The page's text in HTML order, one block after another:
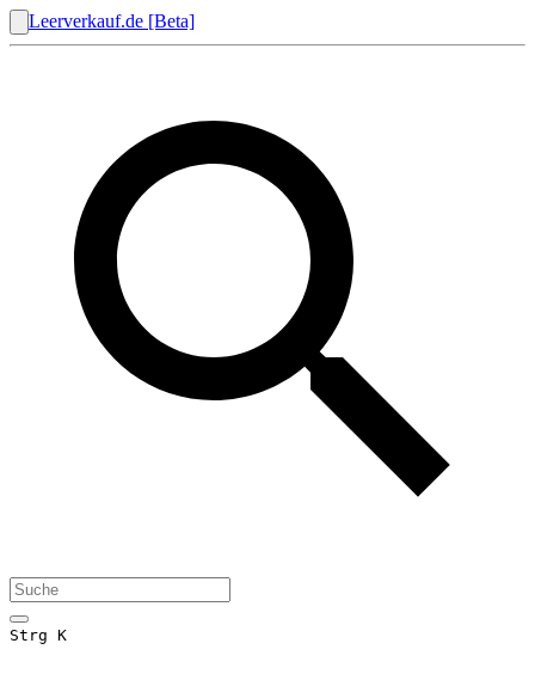
Leerverkauf.de [Beta]
Strg K